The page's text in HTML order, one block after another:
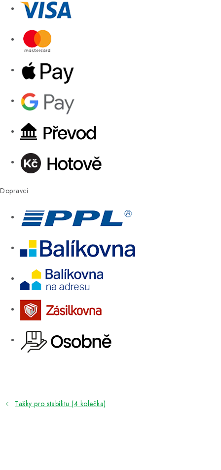
Dopravci
Tašky pro stabilitu (4 kolečka)